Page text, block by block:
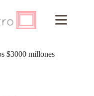
$3000 millones